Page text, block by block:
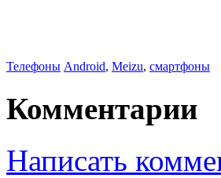
Телефоны Android, Meizu, смартфоны
Комментарии
Написать